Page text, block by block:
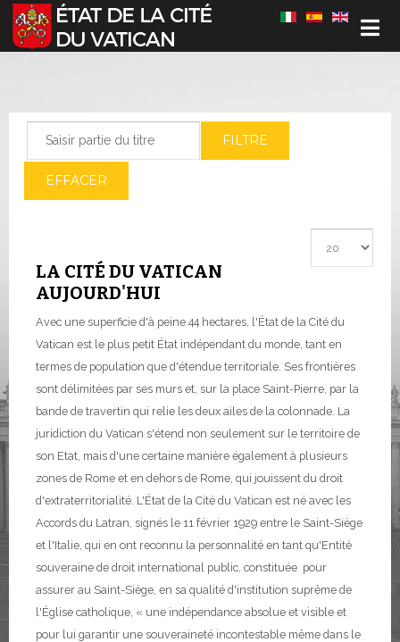
Sélectionnez votre langue
FILTRE
EFFACER
LA CITÉ DU VATICAN
AUJOURD'HUI
Avec une superficie d'à peine 44 hectares, l'État de la Cité du
Vatican est le plus petit État indépendant du monde, tant en
termes de population que d'étendue territoriale. Ses frontières
sont délimitées par ses murs et, sur la place Saint-Pierre, par la
bande de travertin qui relie les deux ailes de la colonnade. La
juridiction du Vatican s'étend non seulement sur le territoire de
son Etat, mais d'une certaine manière également à plusieurs
zones de Rome et en dehors de Rome, qui jouissent du droit
d'extraterritorialité. L'État de la Cité du Vatican est né avec les
Accords du Latran, signés le 11 février 1929 entre le Saint-Siège
et l'Italie, qui en ont reconnu la personnalité en tant qu'Entité
souveraine de droit international public, constituée pour
assurer au Saint-Siège, en sa qualité d'institution suprême de
l'Église catholique, « une indépendance absolue et visible et
pour lui garantir une souveraineté incontestable même dans le